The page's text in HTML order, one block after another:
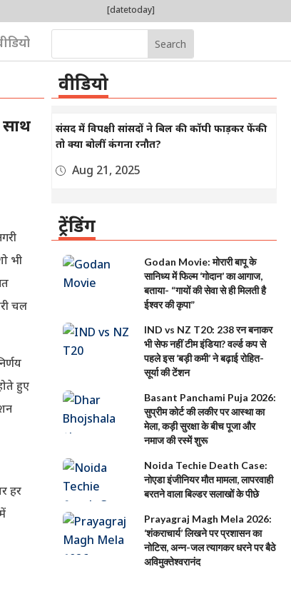
[datetoday]
भी
चल
हुए
हर
वीडियो
संसद में विपक्षी सांसदों ने बिल की कॉपी फाड़कर फेंकी
तो क्या बोलीं कंगना रनौत?
Aug 21, 2025
ट्रेंडिंग
Godan Movie: मोरारी बापू के
सानिध्य में फिल्म ‘गोदान’ का आगाज,
बताया- “गायों की सेवा से ही मिलती है
ईश्वर की कृपा”
IND vs NZ T20: 238 रन बनाकर
भी सेफ नहीं टीम इंडिया? वर्ल्ड कप से
पहले इस ‘बड़ी कमी’ ने बढ़ाई रोहित-
सूर्या की टेंशन
Basant Panchami Puja 2026:
सुप्रीम कोर्ट की लकीर पर आस्था का
मेला, कड़ी सुरक्षा के बीच पूजा और
नमाज की रस्में शुरू
Noida Techie Death Case:
नोएडा इंजीनियर मौत मामला, लापरवाही
बरतने वाला बिल्डर सलाखों के पीछे
Prayagraj Magh Mela 2026:
‘शंकराचार्य’ लिखने पर प्रशासन का
नोटिस, अन्न-जल त्यागकर धरने पर बैठे
अविमुक्तेश्वरानंद